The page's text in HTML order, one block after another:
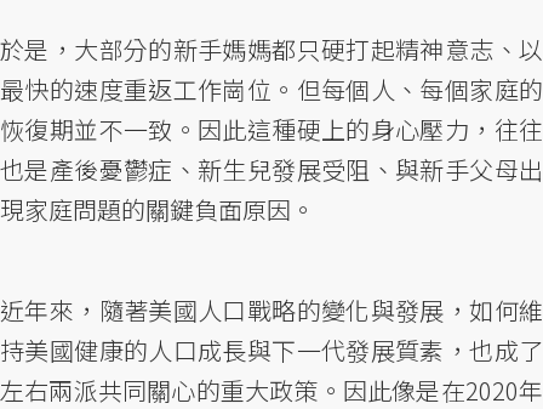
於是，大部分的新手媽媽都只硬打起精神意志、以
最快的速度重返工作崗位。但每個人、每個家庭的
恢復期並不一致。因此這種硬上的身心壓力，往往
也是產後憂鬱症、新生兒發展受阻、與新手父母出
現家庭問題的關鍵負面原因。
近年來，隨著美國人口戰略的變化與發展，如何維
持美國健康的人口成長與下一代發展質素，也成了
左右兩派共同關心的重大政策。因此像是在2020年